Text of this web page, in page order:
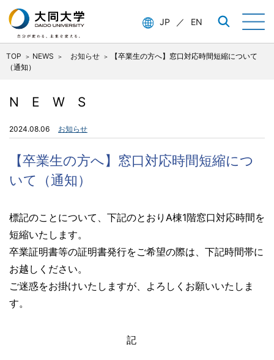
JP ／ EN
TOP NEWS お知らせ
【卒業生の方へ】窓口対応時間短縮について
（通知）
NEWS
2024.08.06 お知らせ
【卒業生の方へ】窓口対応時間短縮につ
いて（通知）
標記のことについて、下記のとおりA棟1階窓口対応時間を
短縮いたします。
卒業証明書等の証明書発行をご希望の際は、下記時間帯に
お越しください。
ご迷惑をお掛けいたしますが、よろしくお願いいたしま
す。
記